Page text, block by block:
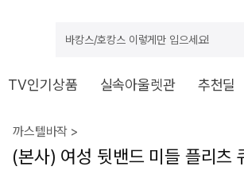
바캉스/호캉스 이렇게만 입으세요!
TV인기상품 실속아울렛관 추천딜
까스텔바작 >
(본사) 여성 뒷밴드 미들 플리츠